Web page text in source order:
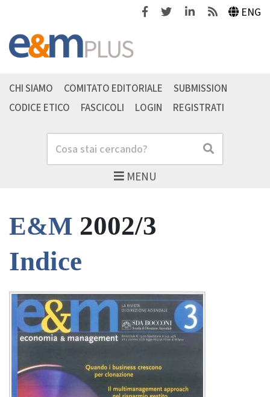
FacebookTwitterLinkedinFeeds ENG
MENU
Cerca Cerca
CHI SIAMO COMITATO EDITORIALE
SUBMISSION
CODICE ETICO
FASCICOLI LOGIN REGISTRATI
E&M 2002/3
Indice